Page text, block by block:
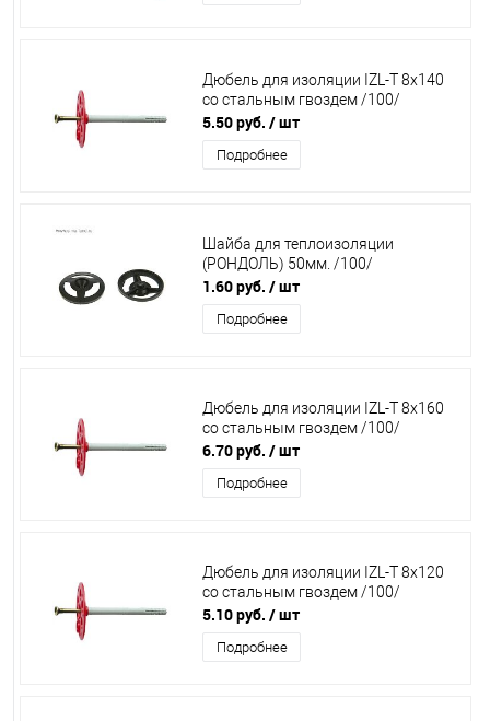
Дюбель для изоляции IZL-T 8х140
со стальным гвоздем /100/
5.50 руб. / шт
Подробнее
Шайба для теплоизоляции
(РОНДОЛЬ) 50мм. /100/
1.60 руб. / шт
Подробнее
Дюбель для изоляции IZL-T 8х160
со стальным гвоздем /100/
6.70 руб. / шт
Подробнее
Дюбель для изоляции IZL-T 8х120
со стальным гвоздем /100/
5.10 руб. / шт
Подробнее